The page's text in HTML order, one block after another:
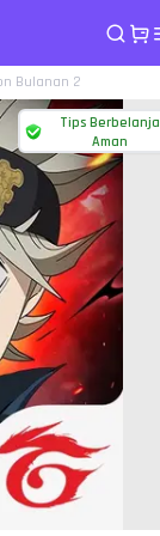
Bulanan 2
Tips Berbelanja
Aman